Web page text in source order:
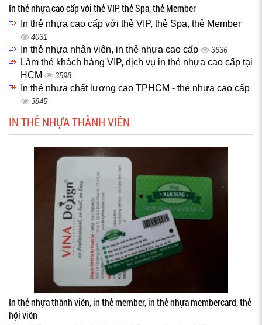
In thẻ nhựa cao cấp với thẻ VIP, thẻ Spa, thẻ Member
In thẻ nhựa cao cấp với thẻ VIP, thẻ Spa, thẻ Member
4031
In thẻ nhựa nhân viên, in thẻ nhựa cao cấp 3636
Làm thẻ khách hàng VIP, dịch vụ in thẻ nhựa cao cấp tại
HCM
3598
In thẻ nhựa chất lượng cao TPHCM - thẻ nhựa cao cấp
3845
IN THẺ NHỰA THÀNH VIÊN
In thẻ nhựa thành viên, in thẻ member, in thẻ nhựa membercard, thẻ
hội viên